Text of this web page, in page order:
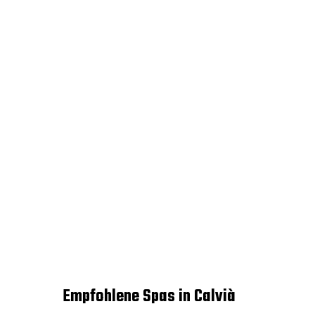
Empfohlene Spas in Calvià